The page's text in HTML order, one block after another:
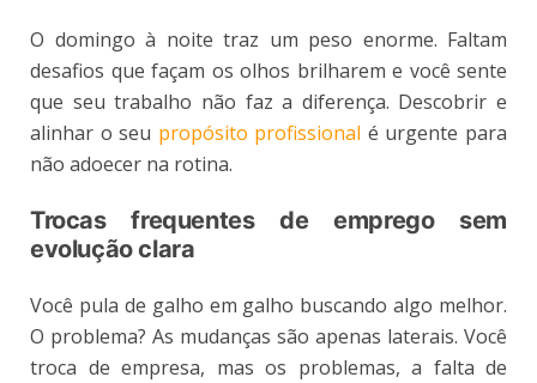
O domingo à noite traz um peso enorme. Faltam
desafios que façam os olhos brilharem e você sente
que seu trabalho não faz a diferença. Descobrir e
alinhar o seu propósito profissional é urgente para
não adoecer na rotina.
Trocas frequentes de emprego sem
evolução clara
Você pula de galho em galho buscando algo melhor.
O problema? As mudanças são apenas laterais. Você
troca de empresa, mas os problemas, a falta de